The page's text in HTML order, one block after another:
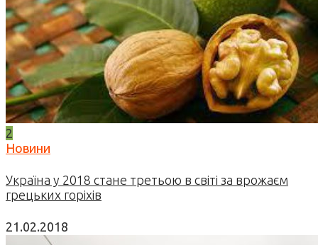
2
Новини
Україна у 2018 стане третьою в світі за врожаєм
грецьких горіхів
21.02.2018